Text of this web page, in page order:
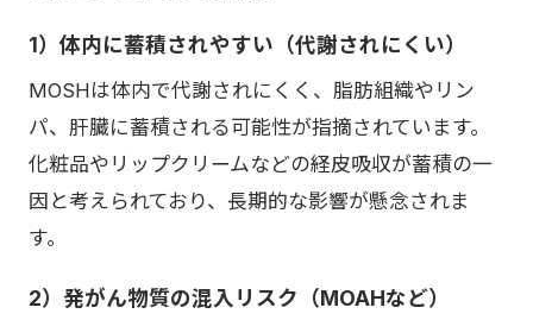
1）体内に蓄積されやすい（代謝されにくい）
MOSHは体内で代謝されにくく、脂肪組織やリン
パ、肝臓に蓄積される可能性が指摘されています。
化粧品やリップクリームなどの経皮吸収が蓄積の一
因と考えられており、長期的な影響が懸念されま
す。
2）発がん物質の混入リスク（MOAHなど）